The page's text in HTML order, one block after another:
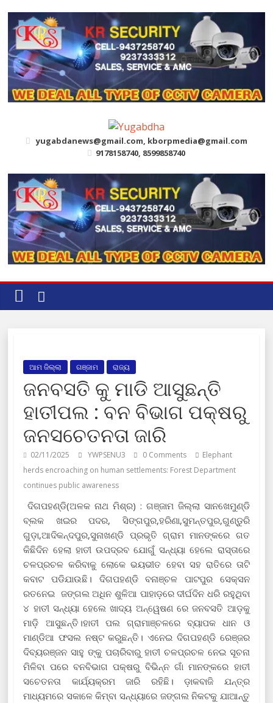
content
yugabdanews@gmail.com, kborpmedia@gmail.com
9178158740, 8599858740
ଆମ ଜିଲ୍ଲା ଗଞ୍ଜାମ ରାଜ୍ୟ
ଜନବସତି କୁ ମାଡି ଆସୁଛନ୍ତି
ହାତୀପଲ : ବନ ବିଭାଗ ପକ୍ଷରୁ
ଜନସଚେତନତା ଜାରି
02/11/2025 YWPSENU3 0 Comments
Elephant
herds encroaching on human settlements: Forest Department
continues public awareness
ଦିଗପହଣ୍ଡି(ଅଳକ ନାଥ ମିଶ୍ର) : ଗଞ୍ଜାମ ଜିଲ୍ଲା ସାନଖେମୁଣ୍ଡି
ବ୍ଲକ ଖଇର ପଦର, ସିଙ୍ଗପୁର,ହରିଣା,ସୁମନ୍ତପୁର,ଗୁଣ୍ଡୁରି
ଗୁଡ଼ା,ଆଦିକନ୍ଦପୁର,ସୁନାଖଣ୍ଡି ପ୍ରଭୃତି ଗ୍ରାମ ମାନଙ୍କରେ ଗତ
କିଛିଦିନ ହେଲା ହାତୀ ଉପଦ୍ରବ ଯୋଗୁଁ ସନ୍ଧ୍ୟା ହେଲେ ରାସ୍ତାରେ
ଚଳପ୍ରଚଳ କରିବାକୁ ଲୋକେ ଭୟଭୀତ ହେବା ସହ ରାତିରେ ତାଟି
କବାଟ ପଡିଯାଉଛି। ଦିଗପହଣ୍ଡି ବନାଞ୍ଚଳ ପାଟପୁର ସେକ୍ସନ
ରତନେଇ ଜଙ୍ଗଲ ଅଧିନ ଶୁଳିଆ ପାହାଡ଼ରେ ଦୀର୍ଘଦିନ ଧରି ରହୁଥିବା
୪ ହାତୀ ସନ୍ଧ୍ୟା ହେଲେ ଖାଦ୍ୟ ଅନ୍ୱେଷଣ ରେ ଜନବସତି ଆଡ଼କୁ
ମାଡ଼ି ଆସୁଛନ୍ତି।ହାତୀ ପଲ ଗ୍ରାମାଞ୍ଚଳରେ ବ୍ୟାପକ ଧାନ ଓ
ମାଣ୍ଡିଆ ଫସଲ ନଷ୍ଟ କରୁଛନ୍ତି। ଏନେଇ ଦିଗପହଣ୍ଡି ରେଞ୍ଜର
ଦିବ୍ୟରଞ୍ଜନ ସାହୁ ଙ୍କୁ ପଚାରିବାରୁ ହାତୀ ଚଳପ୍ରଚଳ ନେଇ ସୂଚନା
ମିଳିବା ପରେ ବନବିଭାଗ ପକ୍ଷରୁ ବିଭିନ୍ନ ଗାଁ ମାନଙ୍କରେ ହାତୀ
ସଚେତନତା କାର୍ଯ୍ୟକ୍ରମ ଜାରି ରହିଛି। ଡ଼ାକବାଜି ଯନ୍ତ୍ର
ମାଧ୍ୟମରେ ସକାଳେ କିମ୍ବା ସନ୍ଧ୍ୟାରେ ଜଙ୍ଗଲ ନିକଟକୁ ଯାଆନ୍ତୁ